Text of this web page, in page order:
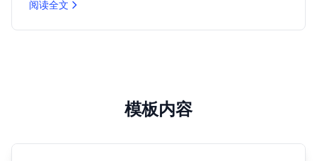
阅读全文
模板内容